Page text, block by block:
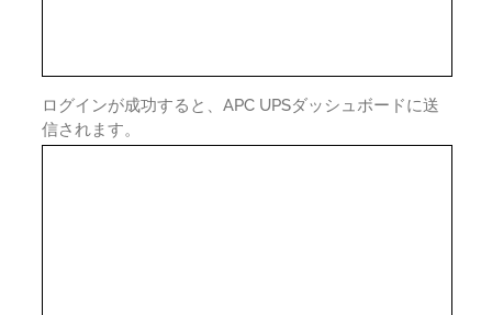
ログインが成功すると、APC UPSダッシュボードに送
信されます。